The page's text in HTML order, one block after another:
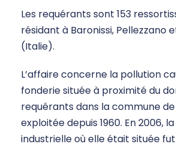
Les requérants sont 153
résidant à Baronissi, Pellezzano
(Italie).
L’affaire concerne la pollution
fonderie située à proximité du
requérants dans la commune
exploitée depuis 1960. En 2006,
industrielle où elle était située